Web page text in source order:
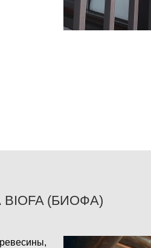
(БИОФА)